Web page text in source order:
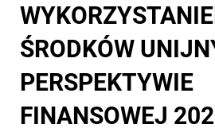
ŚRODKÓW
PERSPEKTYWIE
FINANSOWEJ